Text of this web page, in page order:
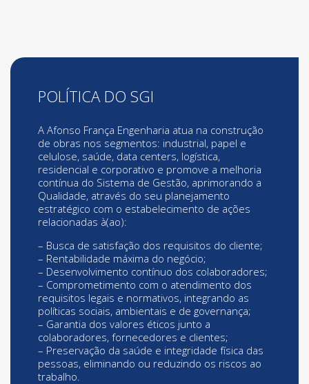
POLÍTICA DO SGI
A Afonso França Engenharia atua na construção
de obras nos segmentos: industrial, papel e
celulose, saúde, data centers, logística,
residencial e corporativo e promove a melhoria
contínua do Sistema de Gestão, aprimorando a
Qualidade, através do seu planejamento
estratégico com o estabelecimento de ações
relacionadas à(ao):
– Busca de satisfação dos requisitos do cliente;
– Rentabilidade máxima do negócio;
– Desenvolvimento contínuo dos colaboradores;
– Comprometimento com o atendimento dos
requisitos legais e normativos, integrando as
políticas sociais, ambientais e de governança;
– Garantia dos valores éticos junto a
colaboradores, fornecedores e clientes;
– Preservação da saúde e integridade física das
pessoas, eliminando ou reduzindo os riscos ao
trabalho.